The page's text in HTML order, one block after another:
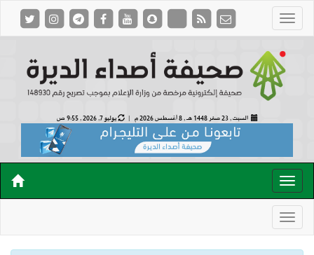
السبت , 23 صفر 1448 هـ , 8 أغسطس 2026 م | يوليو 7, 2026 , 9:55 ص